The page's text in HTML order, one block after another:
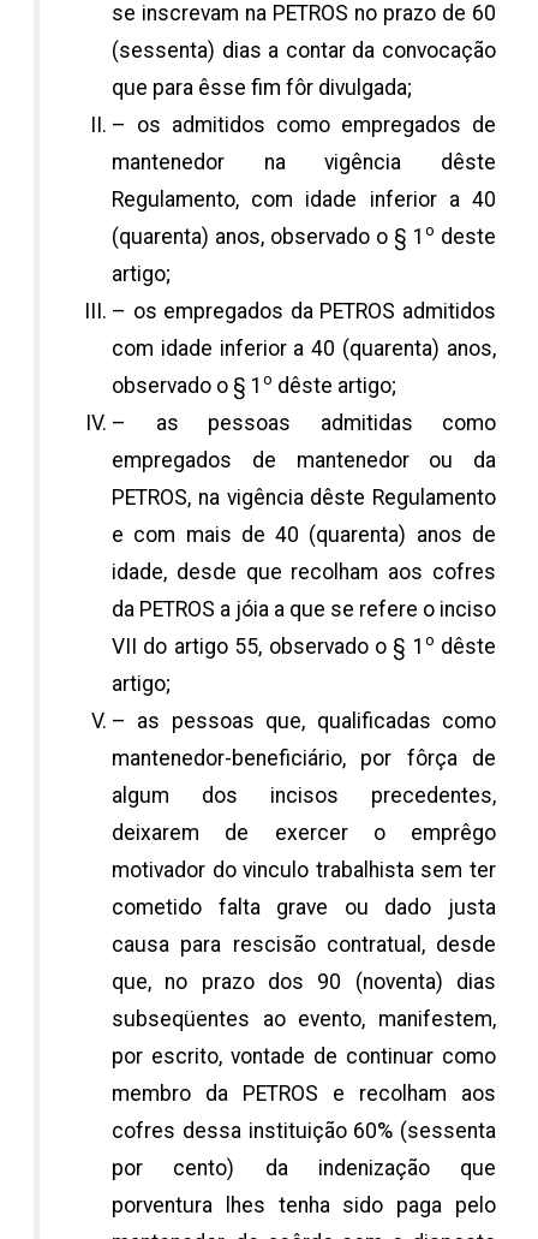
se inscrevam na PETROS no prazo de 60
(sessenta) dias a contar da convocação
que para êsse fim fôr divulgada;
– os admitidos como empregados de
mantenedor na vigência dêste
Regulamento, com idade inferior a 40
(quarenta) anos, observado o § 1 o deste
artigo;
– os empregados da PETROS admitidos
com idade inferior a 40 (quarenta) anos,
observado o § 1 o dêste artigo;
– as pessoas admitidas como
empregados de mantenedor ou da
PETROS, na vigência dêste Regulamento
e com mais de 40 (quarenta) anos de
idade, desde que recolham aos cofres
da PETROS a jóia a que se refere o inciso
VII do artigo 55, observado o § 1 o dêste
artigo;
– as pessoas que, qualificadas como
mantenedor-beneficiário, por fôrça de
algum dos incisos precedentes,
deixarem de exercer o emprêgo
motivador do vinculo trabalhista sem ter
cometido falta grave ou dado justa
causa para rescisão contratual, desde
que, no prazo dos 90 (noventa) dias
subseqüentes ao evento, manifestem,
por escrito, vontade de continuar como
membro da PETROS e recolham aos
cofres dessa instituição 60% (sessenta
por cento) da indenização que
porventura lhes tenha sido paga pelo